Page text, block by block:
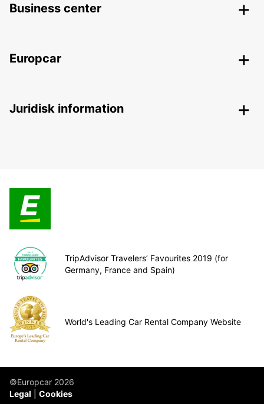
Business center
Europcar
Juridisk information
TripAdvisor Travelers’ Favourites 2019 (for
Germany, France and Spain)
World's Leading Car Rental Company Website
©Europcar 2026
Legal
Cookies